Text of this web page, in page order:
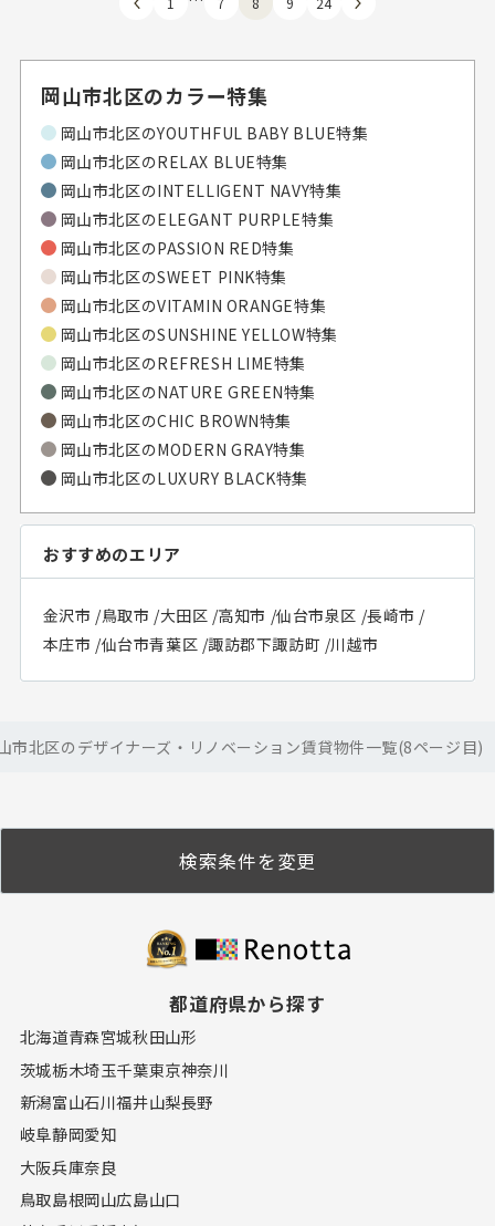
岡山市北区のカラー特集
岡山市北区のYOUTHFUL BABY BLUE特集
岡山市北区のRELAX BLUE特集
岡山市北区のINTELLIGENT NAVY特集
岡山市北区のELEGANT PURPLE特集
岡山市北区のPASSION RED特集
岡山市北区のSWEET PINK特集
岡山市北区のVITAMIN ORANGE特集
岡山市北区のSUNSHINE YELLOW特集
岡山市北区のREFRESH LIME特集
岡山市北区のNATURE GREEN特集
岡山市北区のCHIC BROWN特集
岡山市北区のMODERN GRAY特集
岡山市北区のLUXURY BLACK特集
おすすめのエリア
金沢市 /鳥取市 /大田区 /高知市 /仙台市泉区 /長崎市 /
本庄市 /仙台市青葉区 /諏訪郡下諏訪町 /川越市
市北区のデザイナーズ・リノベーション賃貸物件一覧(8ページ目)
検索条件を変更
都道府県から探す
北海道青森宮城秋田山形
茨城栃木埼玉千葉東京神奈川
新潟富山石川福井山梨長野
岐阜静岡愛知
大阪兵庫奈良
鳥取島根岡山広島山口